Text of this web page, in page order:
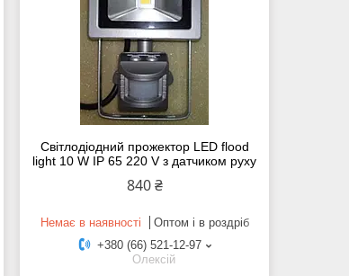
Світлодіодний прожектор LED flood
light 10 W IP 65 220 V з датчиком руху
840 ₴
Немає в наявності
Оптом і в роздріб
+380 (66) 521-12-97
Олексій